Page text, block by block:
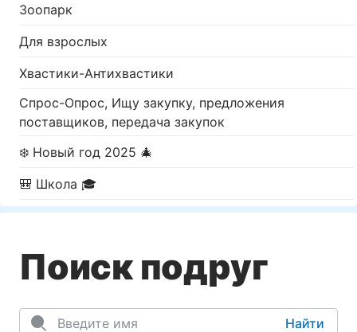
Зоопарк
Для взрослых
Хвастики-Антихвастики
Спрос-Опрос, Ищу закупку, предложения
поставщиков, передача закупок
❄️ Новый год 2025 🎄
🎒 Школа 🎓
Поиск подруг
Найти